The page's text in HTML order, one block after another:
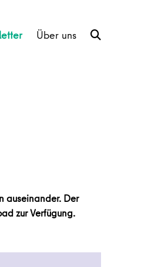
Über uns
auseinander. Der
zur Verfügung.